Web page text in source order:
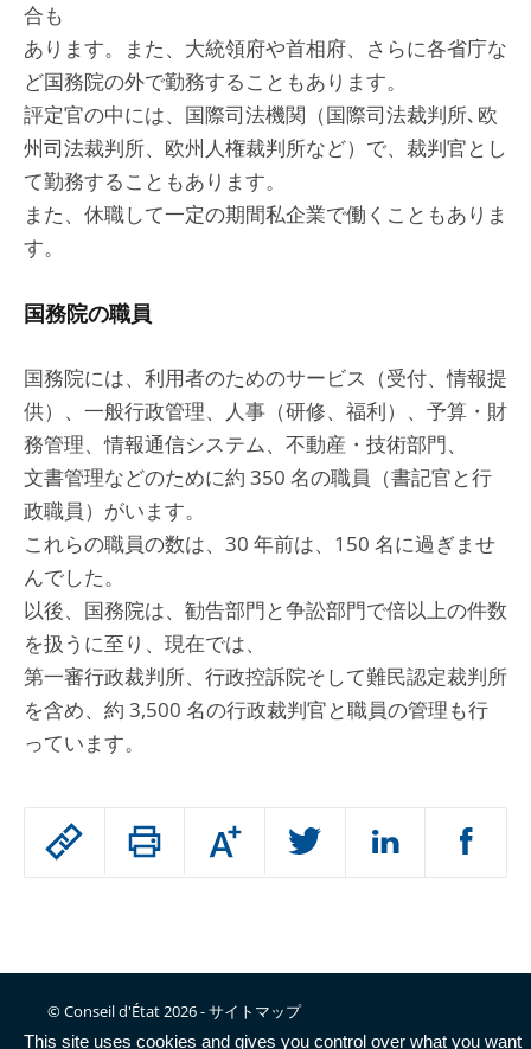
This site uses cookies and gives you control over what you want
Passer
arriver
Augmenter
ou
l'article
合も
あります。また、大統領府や首相府、さらに各省庁な
ど国務院の外で勤務することもあります。
評定官の中には、国際司法機関（国際司法裁判所､欧
州司法裁判所、欧州人権裁判所など）で、裁判官とし
て勤務することもあります。
また、休職して一定の期間私企業で働くこともありま
す。
国務院の職員
国務院には、利用者のためのサービス（受付、情報提
供）、一般行政管理、人事（研修、福利）、予算・財
務管理、情報通信システム、不動産・技術部門、
文書管理などのために約 350 名の職員（書記官と行
政職員）がいます。
これらの職員の数は、30 年前は、150 名に過ぎませ
んでした。
以後、国務院は、勧告部門と争訟部門で倍以上の件数
を扱うに至り、現在では、
第一審行政裁判所、行政控訴院そして難民認定裁判所
を含め、約 3,500 名の行政裁判官と職員の管理も行
っています。
© Conseil d'État 2026 -サイトマップ